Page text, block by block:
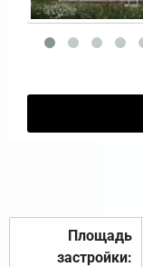
Площадь
застройки: